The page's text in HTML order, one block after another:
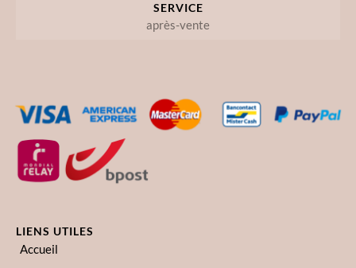
SERVICE
après-vente
LIENS UTILES
Accueil